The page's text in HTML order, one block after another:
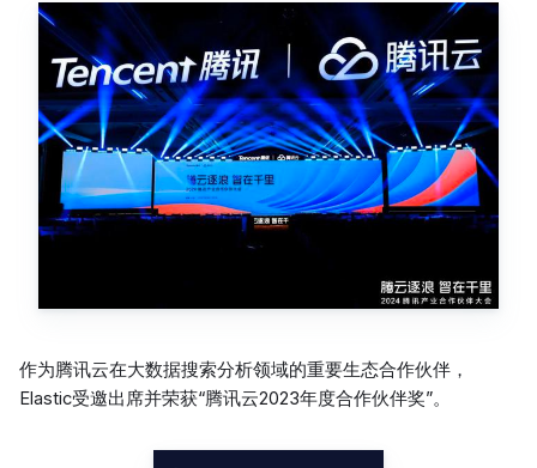
作为腾讯云在大数据搜索分析领域的重要生态合作伙伴，
Elastic受邀出席并荣获“腾讯云2023年度合作伙伴奖”。